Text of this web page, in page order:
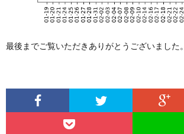
最後までご覧いただきありがとうございました。